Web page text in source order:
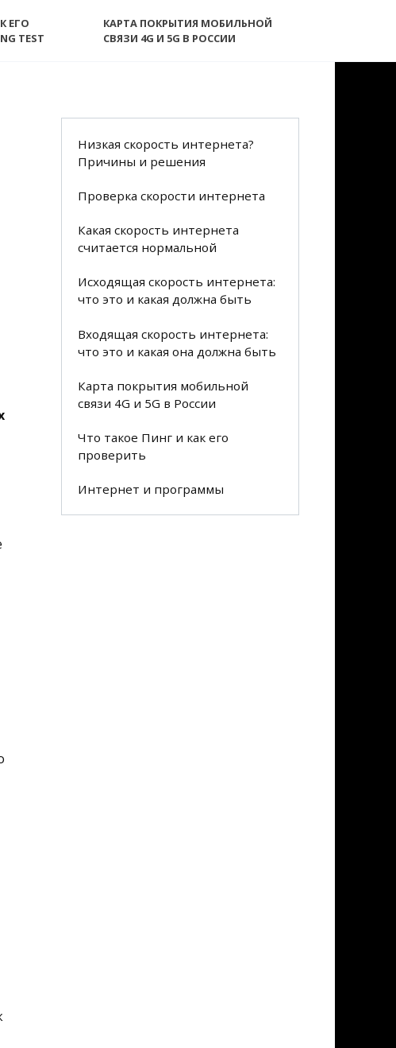
ЕГО
TEST
КАРТА ПОКРЫТИЯ МОБИЛЬНОЙ
СВЯЗИ 4G И 5G В РОССИИ
Низкая скорость интернета?
Причины и решения
Проверка скорости интернета
Какая скорость интернета
считается нормальной
Исходящая скорость интернета:
что это и какая должна быть
Входящая скорость интернета:
что это и какая она должна быть
Карта покрытия мобильной
связи 4G и 5G в России
Что такое Пинг и как его
проверить
Интернет и программы